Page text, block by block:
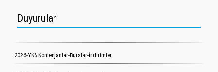
Duyurular
2026-YKS Kontenjanlar-Burslar-İndirimler